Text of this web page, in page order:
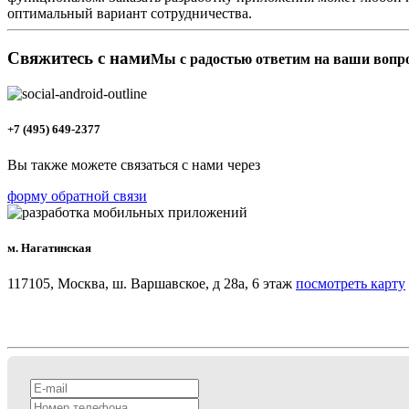
оптимальный вариант сотрудничества.
Свяжитесь с намиМы с радостью ответим на ваши
+7 (495) 649-2377
Вы также можете связаться с нами через
форму обратной связи
м. Нагатинская
117105, Москва, ш. Варшавское, д 28а, 6 этаж посмотреть карту